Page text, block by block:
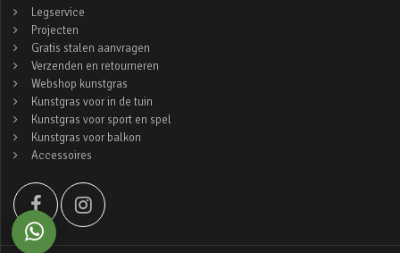
Legservice
Projecten
Gratis stalen aanvragen
Verzenden en retourneren
Webshop kunstgras
Kunstgras voor in de tuin
Kunstgras voor sport en spel
Kunstgras voor balkon
Accessoires